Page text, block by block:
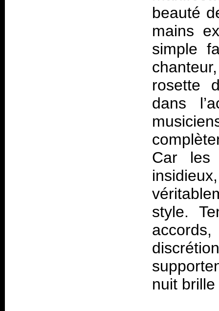
beauté
mains
simple
rosette
dans
Car les
style.
nuit